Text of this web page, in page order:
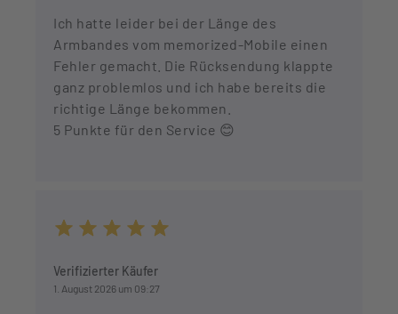
Ich hatte leider bei der Länge des
Armbandes vom memorized-Mobile einen
Fehler gemacht. Die Rücksendung klappte
ganz problemlos und ich habe bereits die
richtige Länge bekommen.
5 Punkte für den Service 😊
Verifizierter Käufer
1. August 2026 um 09:27